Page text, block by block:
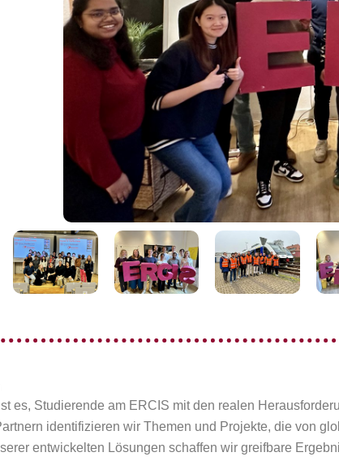
es, Studierende am ERCIS mit den realen
identifizieren wir Themen und Projekte, die von
entwickelten Lösungen schaffen wir greifbare